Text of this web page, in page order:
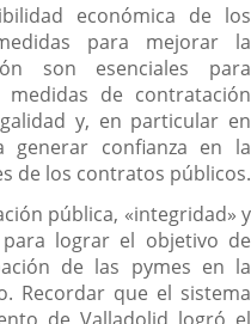
económica de los
para mejorar la
son esenciales para
de contratación
y, en particular en
generar confianza en la
de los contratos públicos.
pública, «integridad» y
lograr el objetivo de
de las pymes en la
Recordar que el sistema